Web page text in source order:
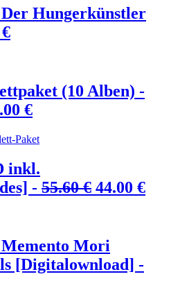
Hungerkünstler
€
(10 Alben) -
€
€Aktueller
ist:
120.00 €.
inkl.
- 55.60€
55.60 €
44.00 €
Mori
[Digitalownload] -